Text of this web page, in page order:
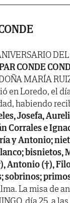
CONDE
MARÍA
en Loredo, el
habiendo
Josefa,
Corrales e
y Antonio;
bisnietos,
Antonio (†),
sobrinos;
La misa de
día 25, a